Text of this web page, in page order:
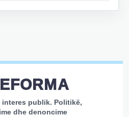
publik. Politikë,
dhe denoncime